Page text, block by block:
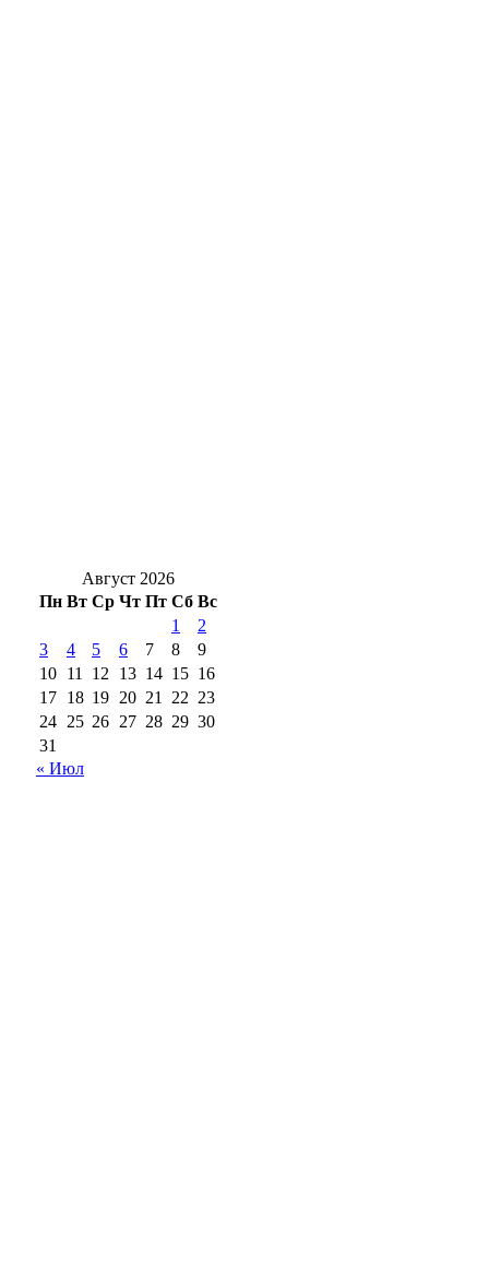
Август 2026
Пн Вт Ср Чт Пт Сб Вс
1
2
3
4 5 6 7 8
9
10 11 12 13 14 15 16
17 18 19 20 21 22 23
24 25 26 27 28 29 30
31
« Июл